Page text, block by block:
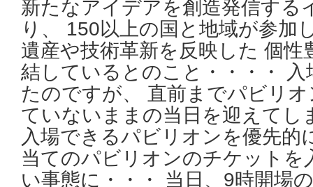
新たなアイデアを創造発信する
り、 150以上の国と地域が参加
遺産や技術革新を反映した 個
結しているとのこと・・・・
たのですが、 直前までパビリ
ていないままの当日を迎えてし
入場できるパビリオンを優先的
当てのパビリオンのチケットを
い事態に・・・ 当日、9時開場